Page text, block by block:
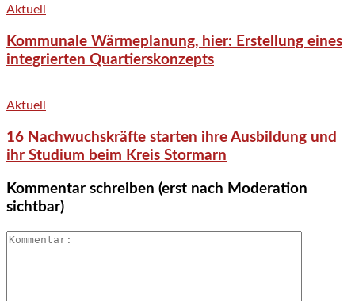
Aktuell
Kommunale Wärmeplanung, hier: Erstellung eines
integrierten Quartierskonzepts
Aktuell
16 Nachwuchskräfte starten ihre Ausbildung und
ihr Studium beim Kreis Stormarn
Kommentar schreiben (erst nach Moderation
sichtbar)